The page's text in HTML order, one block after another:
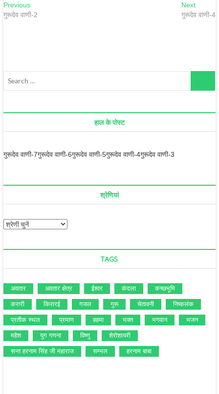
Previous
गुरूदेव वाणी-2
Next
गुरूदेव वाणी-4
हाल के पोस्ट
गुरूदेव वाणी-7गुरूदेव वाणी-6गुरूदेव वाणी-5गुरूदेव वाणी-4गुरूदेव वाणी-3
श्रेणियां
TAGS
अवतार अवतार क्षेत्र ईश्‍वर कंदला कच्‍छभूमि
करारी किरारई गजल गुरू चेतावनी निष्‍कलंक
प्रतीक स्‍थल प्रमाण ब़हमा भक्‍त भगवान भजन
महेश युग गणना विष्‍णु शेरोशायरी
सन्‍त हरनाम सिंह जी महाराज सम्‍भल हरनाम बाबा